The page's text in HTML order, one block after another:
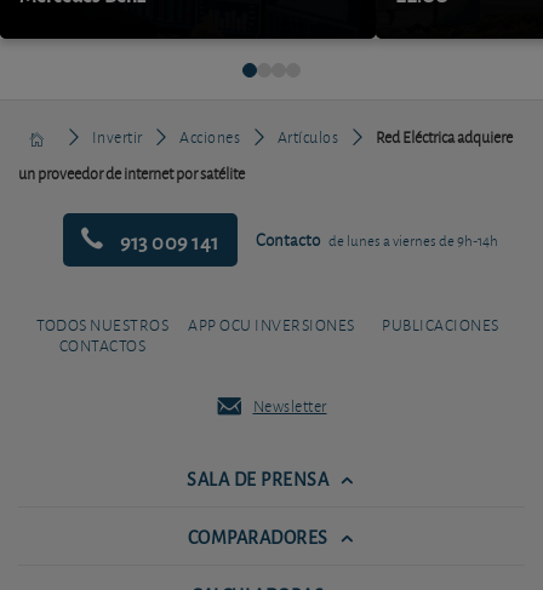
Invertir Acciones Artículos
Red Eléctrica adquiere
un proveedor de internet por satélite
913 009 141 Contacto de lunes a viernes de 9h-14h
TODOS NUESTROS
CONTACTOS
APP OCU INVERSIONES PUBLICACIONES
Newsletter
SALA DE PRENSA
COMPARADORES